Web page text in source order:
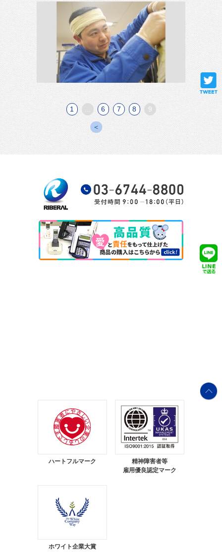
＜
1 6 7 8 9
ハートフルマーク
精神障害者等
雇用優良認定マーク
ホワイト企業大賞